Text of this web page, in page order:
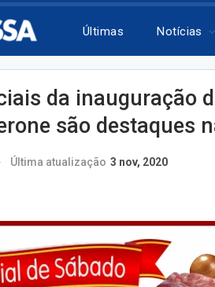
Últimas Notícias
da inauguração
são destaques
Última atualização 3 nov, 2020